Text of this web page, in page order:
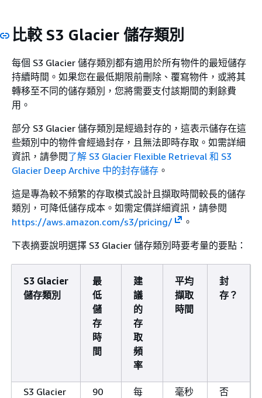
比較 S3 Glacier 儲存類別
每個 S3 Glacier 儲存類別都有適用於所有物件的最短儲存
持續時間。如果您在最低期限前刪除、覆寫物件，或將其
轉移至不同的儲存類別，您將需要支付該期間的剩餘費
用。
部分 S3 Glacier 儲存類別是經過封存的，這表示儲存在這
些類別中的物件會經過封存，且無法即時存取。如需詳細
資訊，請參閱了解 S3 Glacier Flexible Retrieval 和 S3
Glacier Deep Archive 中的封存儲存 。
這是專為較不頻繁的存取模式設計且擷取時間較長的儲存
類別，可降低儲存成本。如需定價詳細資訊，請參閱
https://aws.amazon.com/s3/pricing/
。
下表摘要說明選擇 S3 Glacier 儲存類別時要考量的要點：
S3 Glacier
儲存類別
最
低
儲
存
時
間
建
議
的
存
取
頻
率
平均
擷取
時間
封
存？
S3 Glacier
90
每
毫秒 否